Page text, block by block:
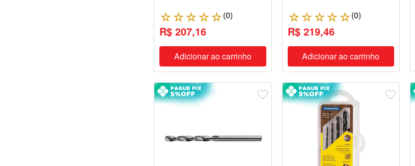
☆☆☆☆☆(0)
R$ 207,16
Adicionar ao carrinho
☆☆☆☆☆(0)
R$ 219,46
Adicionar ao carrinho